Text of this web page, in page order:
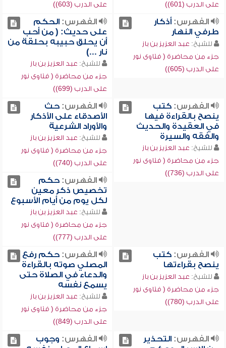
على الدرب (601))
على الدرب (603))
الفهرس:أذكار
طرفي النهار
للشيخ: عبد العزيز بن باز
جزء من محاضرة ( فتاوى نور
على الدرب (605))
الفهرس:الحكم
على حديث: ( من أحب
أن يحلق حبيبه بحلقة من
نار ...)
للشيخ: عبد العزيز بن باز
جزء من محاضرة ( فتاوى نور
على الدرب (699))
الفهرس:كتب
ينصح بالقراءة فيها
في العقيدة والحديث
والفقه والسيرة
للشيخ: عبد العزيز بن باز
جزء من محاضرة ( فتاوى نور
على الدرب (736))
الفهرس:حث
الأصدقاء على الأذكار
والأوراد الشرعية
للشيخ: عبد العزيز بن باز
جزء من محاضرة ( فتاوى نور
على الدرب (740))
الفهرس:حكم
تخصيص ذكر معين
لكل يوم من أيام الأسبوع
للشيخ: عبد العزيز بن باز
جزء من محاضرة ( فتاوى نور
على الدرب (777))
الفهرس:كتب
ينصح بقراءتها
للشيخ: عبد العزيز بن باز
جزء من محاضرة ( فتاوى نور
على الدرب (780))
الفهرس:حكم رفع
المصلي صوته بالقراءة
والدعاء في الصلاة حتى
يسمع نفسه
للشيخ: عبد العزيز بن باز
جزء من محاضرة ( فتاوى نور
على الدرب (849))
الفهرس:التحذير
الفهرس: وجوب